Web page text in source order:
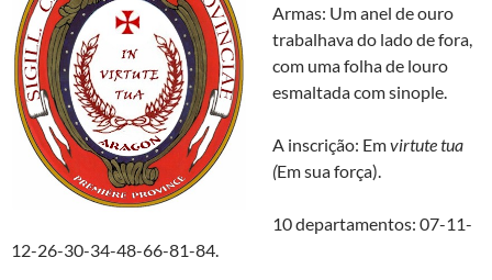
Armas: Um anel de ouro
trabalhava do lado de fora,
com uma folha de louro
esmaltada com sinople.
A inscrição: Emvirtute tua
(Em sua força).
10 departamentos: 07-11-
12-26-30-34-48-66-81-84.